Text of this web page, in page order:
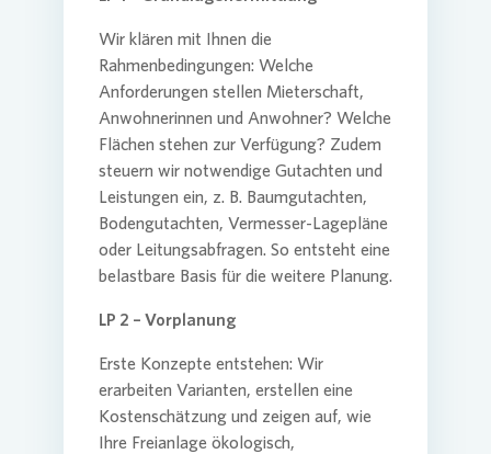
Wir klären mit Ihnen die
Rahmenbedingungen: Welche
Anforderungen stellen Mieterschaft,
Anwohnerinnen und Anwohner? Welche
Flächen stehen zur Verfügung? Zudem
steuern wir notwendige Gutachten und
Leistungen ein, z. B. Baumgutachten,
Bodengutachten, Vermesser-Lagepläne
oder Leitungsabfragen. So entsteht eine
belastbare Basis für die weitere Planung.
LP 2 – Vorplanung
Erste Konzepte entstehen: Wir
erarbeiten Varianten, erstellen eine
Kostenschätzung und zeigen auf, wie
Ihre Freianlage ökologisch,